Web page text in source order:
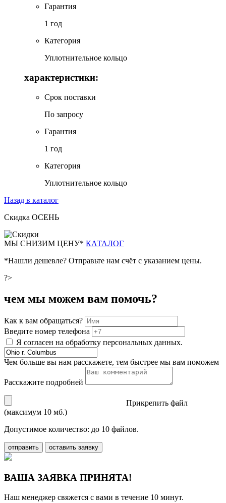
Гарантия
1 год
Категория
Уплотнительное кольцо
характеристики:
Срок поставки
По запросу
Гарантия
1 год
Категория
Уплотнительное кольцо
Назад в каталог
Скидка ОСЕНЬ
МЫ СНИЗИМ ЦЕНУ* КАТАЛОГ
*Нашли дешевле? Отправьте нам счёт с указанием цены.
?>
чем мы можем вам помочь?
Как к вам обращаться?
Введите номер телефона
Я согласен на обработку персональных данных.
Чем больше вы нам расскажете, тем быстрее мы вам поможем
Расскажите подробней
Прикрепить файл
(максимум 10 мб.)
Допустимое количество: до 10 файлов.
отправить оставить заявку
ВАША ЗАЯВКА ПРИНЯТА!
Наш менеджер свяжется с вами в течение 10 минут.